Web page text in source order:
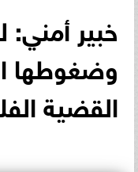
خبير
وضغوطها
القضية